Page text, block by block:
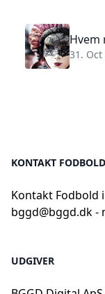
Hvem
31. Oct
KONTAKT
Kontakt Fodbold
bggd@bggd.dk-
UDGIVER